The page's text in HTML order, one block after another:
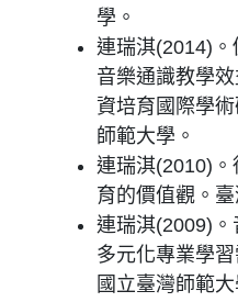
學。
連瑞淇(2014)
音樂通識教學
資培育國際學
師範大學。
連瑞淇(2010)
育的價值觀。
連瑞淇(2009)
多元化專業學習
國立臺灣師範